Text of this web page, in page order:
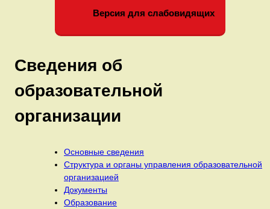
Версия для слабовидящих
Сведения об
образовательной
организации
Основные сведения
Структура и органы управления образовательной
организацией
Документы
Образование